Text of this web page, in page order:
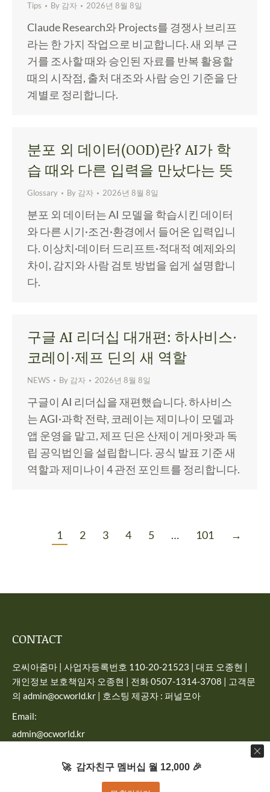
Tips By 감자 2026년 8월 8일
Claude Research와 Projects를 경쟁사 브리프
라는 한 가지 작업으로 비교합니다. 새 외부 근
거를 조사할 때와 승인된 자료를 반복 활용할
때의 시작점, 출처 대조와 사람 승인 기준을 단
계별로 정리합니다.
분포 외 데이터(OOD)란? AI가 학
습 때와 다른 입력을 만났다는 뜻
Glossary By 감자 2026년 8월 8일
분포 외 데이터는 AI 모델을 학습시킨 데이터
와 다른 시기·조건·환경에서 들어온 입력입니
다. 이상치·데이터 드리프트·적대적 예제와의
차이, 감지와 사람 검토 방법을 쉽게 설명합니
다.
구글 AI 리더십 대개편: 하사비스·
코레이·제프 딘의 새 역할
NEWS By 감자 2026년 8월 8일
구글이 AI 리더십을 재편했습니다. 하사비스
는 AGI·과학 전략, 코레이는 제미나이 모델과
앱 운영을 맡고, 제프 딘은 산제이 게마왓과 독
립 공익법인을 설립합니다. 공식 발표 기준 새
역할과 제미나이 4 관전 포인트를 정리합니다.
1 2 3 4 5 … 101 →
CONTACT
오씨아줌마 | 사업자등록번호 110-20-21523 | 대표 오종현 |
개인정보 보호책임자 오종현 | 전화 0507-1314-3708 | 고객문
의 admin@ocworld.kr | 호스팅 제공자 : 퍼널모아
Email:
admin@ocworld.kr
🚀 감자친구 멤버십 월 12,000 🎉